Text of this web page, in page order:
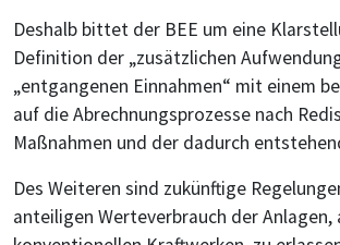
Deshalb bittet der BEE um eine
Definition der „zusätzlichen
„entgangenen Einnahmen“ mit einem
auf die Abrechnungsprozesse nach
Maßnahmen und der dadurch
Des Weiteren sind zukünftige
anteiligen Werteverbrauch der Anlagen,